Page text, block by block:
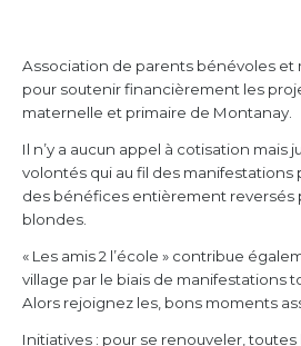
Association de parents bénévoles
pour soutenir financièrement les
maternelle et primaire de Montanay.
Il n’y a aucun appel à cotisation mais
volontés qui au fil des
des bénéfices entièrement reversés
blondes.
« Les amis 2 l’école » contribue
village par le biais de manifestations
Alors rejoignez les, bons moments
Initiatives : pour se renouveler, toutes